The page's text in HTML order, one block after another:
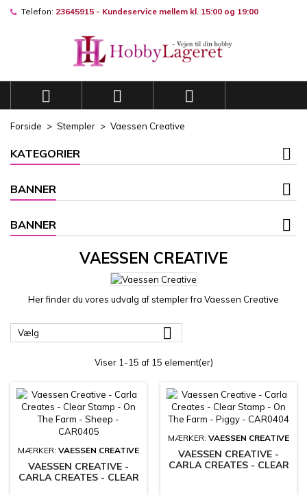
Telefon: 23645915 - Kundeservice mellem kl. 15:00 og 19:00
  
Forside Stempler Vaessen Creative
KATEGORIER
BANNER
BANNER
VAESSEN CREATIVE
Her finder du vores udvalg af stempler fra Vaessen Creative
Vælg 
Viser 1-15 af 15 element(er)
MÆRKER: VAESSEN CREATIVE
VAESSEN CREATIVE -
CARLA CREATES - CLEAR
MÆRKER: VAESSEN CREATIVE
VAESSEN CREATIVE -
CARLA CREATES - CLEAR
Opret en ny liste
((confirmMessage))
((cancelText)) ((modalDeleteText))
Du skal være logget på for at gemme produkter på din